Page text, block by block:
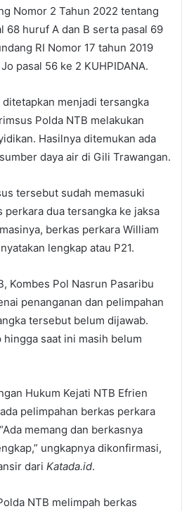
Nomor 2 Tahun 2022 tentang
68 huruf A dan B serta pasal 69
RI Nomor 17 tahun 2019
pasal 56 ke 2 KUHPIDANA.
menjadi tersangka
Polda NTB melakukan
Hasilnya ditemukan ada
daya air di Gili Trawangan.
tersebut sudah memasuki
perkara dua tersangka ke jaksa
berkas perkara William
lengkap atau P21.
Kombes Pol Nasrun Pasaribu
penanganan dan pelimpahan
tersebut belum dijawab.
saat ini masih belum
Hukum Kejati NTB Efrien
pelimpahan berkas perkara
memang dan berkasnya
ungkapnya dikonfirmasi,
dari Katada.id.
NTB melimpah berkas